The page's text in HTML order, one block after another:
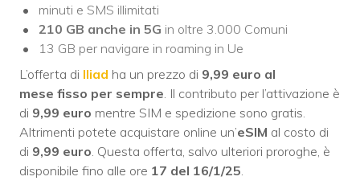
minuti e SMS illimitati
210 GB anche in 5G in oltre 3.000 Comuni
13 GB per navigare in roaming in Ue
L’offerta di Iliad ha un prezzo di 9,99 euro al
mese fisso per sempre . Il contributo per l’attivazione è
di 9,99 euro mentre SIM e spedizione sono gratis.
Altrimenti potete acquistare online un’eSIM al costo di
di 9,99 euro . Questa offerta, salvo ulteriori proroghe, è
disponibile fino alle ore 17 del 16/1/25